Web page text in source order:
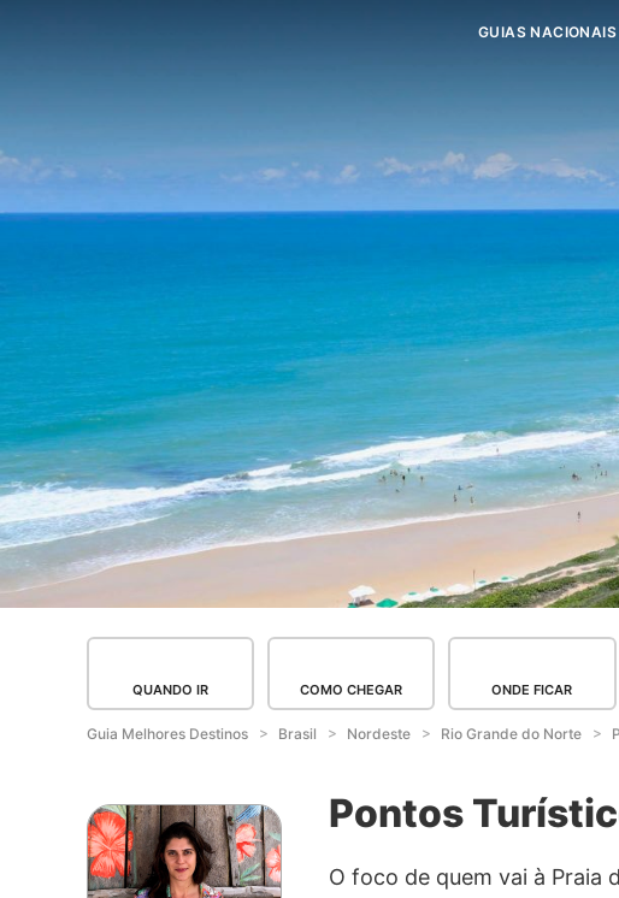
GUIAS NACIONAIS
QUANDO IR COMO CHEGAR ONDE FICAR
Guia Melhores Destinos Brasil Nordeste Rio Grande do Norte
Pontos
O foco de quem vai à Praia